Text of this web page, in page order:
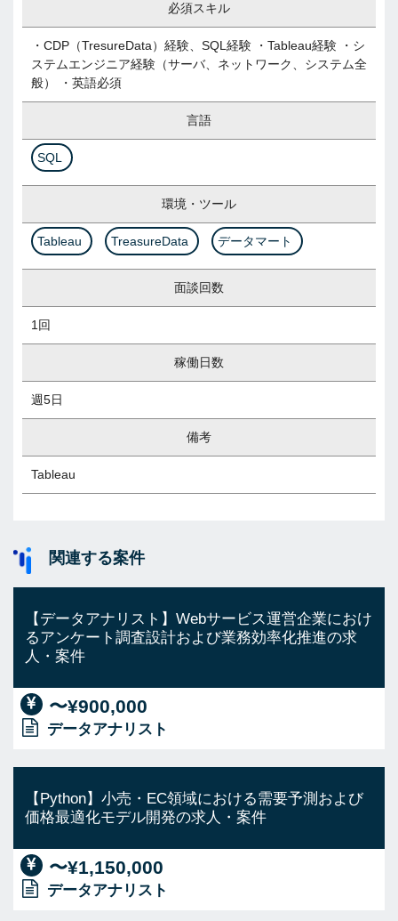
必須スキル
・CDP（TresureData）経験、SQL経験 ・Tableau経験 ・シ
ステムエンジニア経験（サーバ、ネットワーク、システム全
般） ・英語必須
言語
SQL
環境・ツール
Tableau TreasureData データマート
面談回数
1回
稼働日数
週5日
備考
Tableau
関連する案件
【データアナリスト】Webサービス運営企業におけ
るアンケート調査設計および業務効率化推進の求
人・案件
〜¥900,000
データアナリスト
【Python】小売・EC領域における需要予測および
価格最適化モデル開発の求人・案件
〜¥1,150,000
データアナリスト